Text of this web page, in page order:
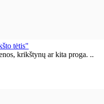
tėtis"
krikštynų ar kita proga. ..